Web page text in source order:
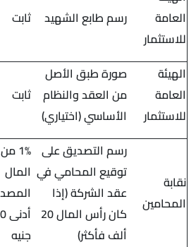
العامة
للاستثمار
رسم طابع الشهيد ثابت
الهيئة
العامة
للاستثمار
صورة طبق الأصل
من العقد والنظام
الأساسي (اختياري)
ثابت
نقابة
المحامين
رسم التصديق على
توقيع المحامي في
عقد الشركة (إذا
كان رأس المال 20
ألف فأكثر)
1%
المال
جنيه